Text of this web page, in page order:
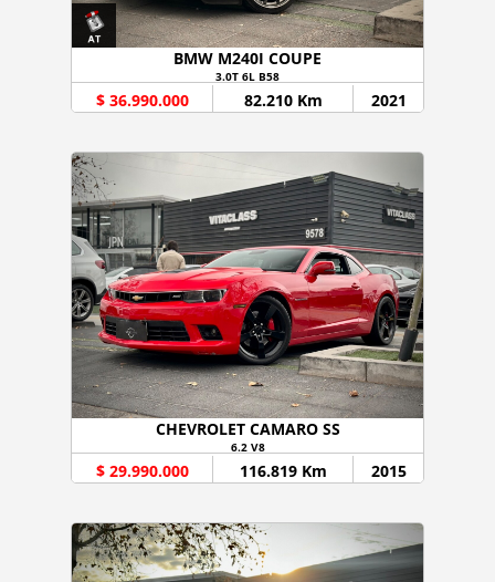
BMW M240I COUPE
3.0T 6L B58
$ 36.990.000 82.210 Km 2021
CHEVROLET CAMARO SS
6.2 V8
$ 29.990.000 116.819 Km 2015